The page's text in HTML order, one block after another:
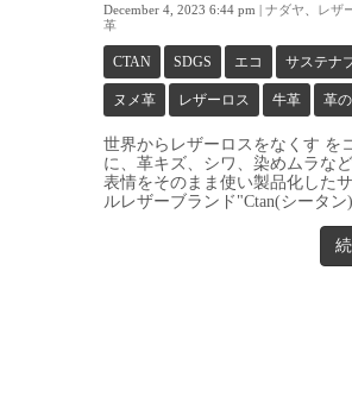
December 4, 2023 6:44 pm | ナダヤ レザ
革
CTAN SDGS エコ サステナ
ヌメ革 レザーロス 牛革 革
世界からレザーロスをなくす を
に、革キズ、シワ、染めムラな
表情をそのまま使い製品化した
ルレザーブランド"Ctan(シータ